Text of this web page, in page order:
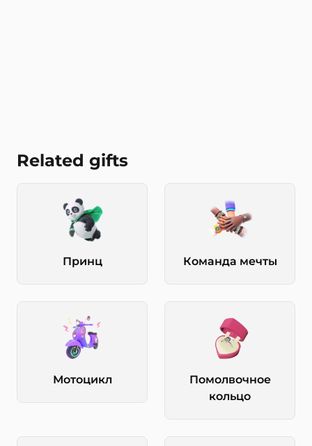
Related gifts
Принц Команда мечты
Мотоцикл
Помолвочное
кольцо